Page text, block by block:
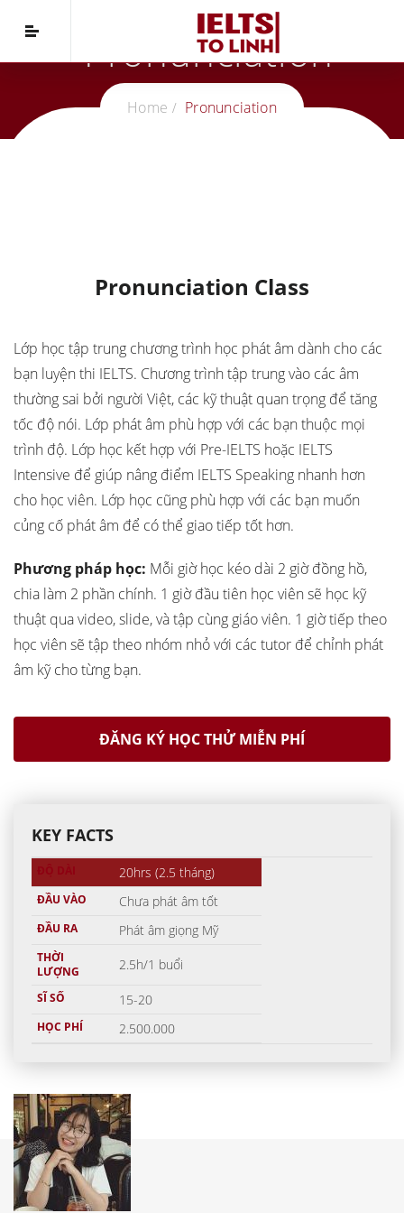
Pronunciation
Home Pronunciation
Pronunciation Class
Lớp học tập trung chương trình học phát âm dành cho các
bạn luyện thi IELTS. Chương trình tập trung vào các âm
thường sai bởi người Việt, các kỹ thuật quan trọng để tăng
tốc độ nói. Lớp phát âm phù hợp với các bạn thuộc mọi
trình độ. Lớp học kết hợp với Pre-IELTS hoặc IELTS
Intensive để giúp nâng điểm IELTS Speaking nhanh hơn
cho học viên. Lớp học cũng phù hợp với các bạn muốn
củng cố phát âm để có thể giao tiếp tốt hơn.
Phương pháp học: Mỗi giờ học kéo dài 2 giờ đồng hồ,
chia làm 2 phần chính. 1 giờ đầu tiên học viên sẽ học kỹ
thuật qua video, slide, và tập cùng giáo viên. 1 giờ tiếp theo
học viên sẽ tập theo nhóm nhỏ với các tutor để chỉnh phát
âm kỹ cho từng bạn.
ĐĂNG KÝ HỌC THỬ MIỄN PHÍ
KEY FACTS
ĐỘ DÀI 20hrs (2.5 tháng)
ĐẦU VÀO Chưa phát âm tốt
ĐẦU RA Phát âm giọng Mỹ
THỜI
LƯỢNG
2.5h/1 buổi
SĨ SỐ 15-20
HỌC PHÍ 2.500.000